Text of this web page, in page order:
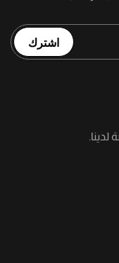
اشترك